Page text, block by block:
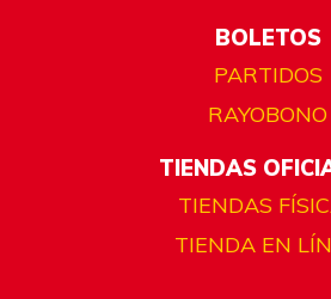
BOLETOS
PARTIDOS
RAYOBONO
TIENDAS
TIENDAS
TIENDA EN